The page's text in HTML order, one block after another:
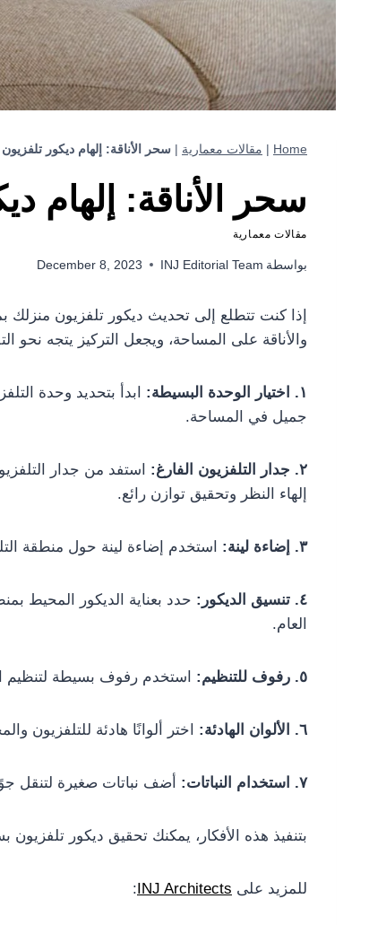
Home
| مقالات معمارية | سحر الأناقة: إلهام ديكور
سحر الأناقة: إلهام
مقالات معمارية
بواسطة INJ Editorial Team
December 8, 2023
إذا كنت تتطلع إلى تحديث ديكور تلفزيون
والأناقة على المساحة، ويجعل التركيز يتجه
١. اختيار الوحدة البسيطة:
ابدأ بتحديد وحدة
جميل في المساحة.
٢. جدار التلفزيون الفارغ:
استفد من جدار
إلهاء النظر وتحقيق توازن رائع.
٣. إضاءة لينة: استخدم إضاءة لينة حول منطقة
٤. تنسيق الديكور:
حدد بعناية الديكور المحيط
العام.
٥. رفوف للتنظيم: استخدم رفوف بسيطة لتنظيم
٦. الألوان الهادئة: اختر ألوانًا هادئة للتلفزيون
٧. استخدام النباتات: أضف نباتات صغيرة لتنقل
بتنفيذ هذه الأفكار، يمكنك تحقيق ديكور تلفزيون
للمزيد على INJ Architects
: